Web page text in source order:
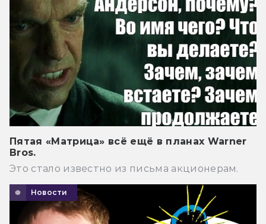
Пятая «Матрица» всё ещё в планах Warner
Bros.
Это стало известно из письма акционерам.
Новости